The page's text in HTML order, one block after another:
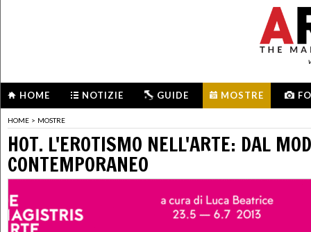
HOME NOTIZIE GUIDE MOSTRE
HOME > MOSTRE
HOT. L'EROTISMO NELL'ARTE: DAL
CONTEMPORANEO